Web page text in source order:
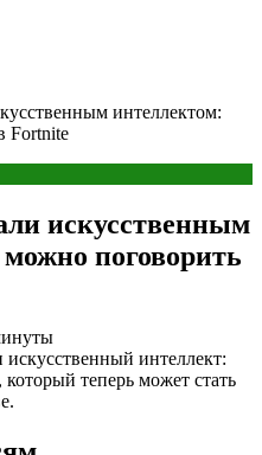
интеллектом:
Fortnite
искусственным
поговорить
интеллект:
теперь может стать